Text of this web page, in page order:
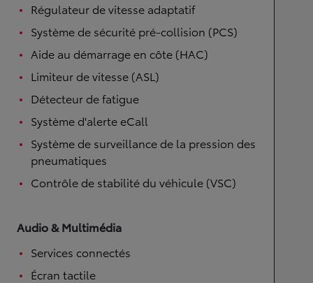
Régulateur de vitesse adaptatif
Système de sécurité pré-collision (PCS)
Aide au démarrage en côte (HAC)
Limiteur de vitesse (ASL)
Détecteur de fatigue
Système d'alerte eCall
Système de surveillance de la pression des
pneumatiques
Contrôle de stabilité du véhicule (VSC)
Audio & Multimédia
Services connectés
Écran tactile